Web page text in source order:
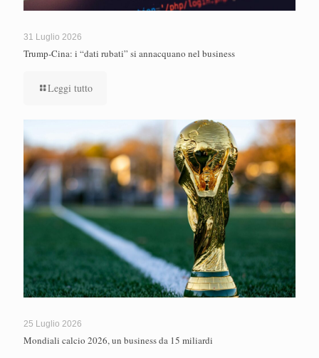
31 Luglio 2026
Trump-Cina: i “dati rubati” si annacquano nel business
Leggi tutto
25 Luglio 2026
Mondiali calcio 2026, un business da 15 miliardi